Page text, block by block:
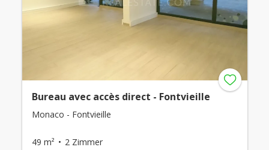
Bureau avec accès direct - Fontvieille
Monaco - Fontvieille
49 m² 2 Zimmer